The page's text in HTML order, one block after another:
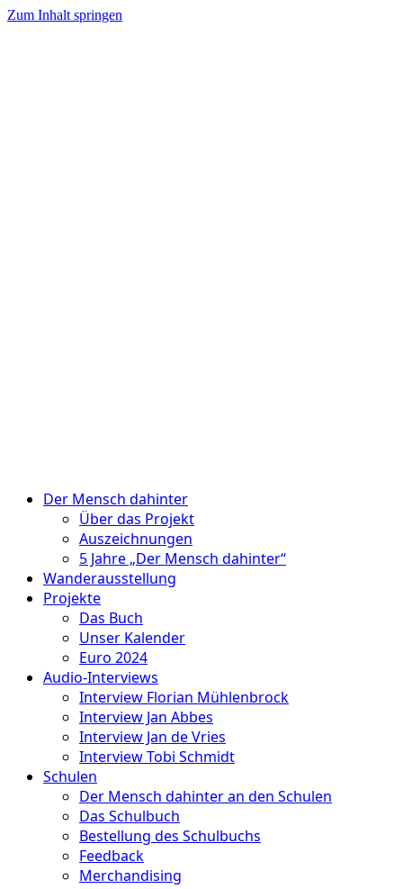
Zum Inhalt springen
Der Mensch dahinter
Über das Projekt
Auszeichnungen
5 Jahre „Der Mensch dahinter“
Wanderausstellung
Projekte
Das Buch
Unser Kalender
Euro 2024
Audio-Interviews
Interview Florian Mühlenbrock
Interview Jan Abbes
Interview Jan de Vries
Interview Tobi Schmidt
Schulen
Der Mensch dahinter an den Schulen
Das Schulbuch
Bestellung des Schulbuchs
Feedback
Merchandising